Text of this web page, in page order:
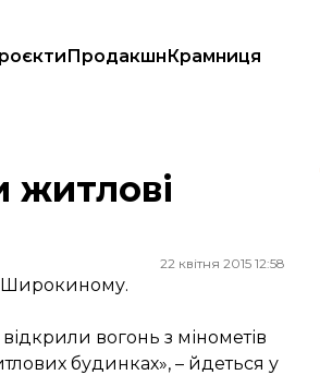
ПродакшнКрамниця
житлові
22 квітня 2015 12:58
Широкиному.
вогонь з мінометів
будинках», – йдеться у